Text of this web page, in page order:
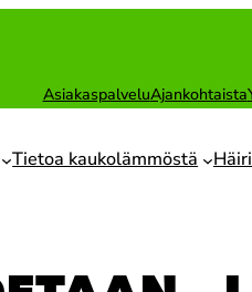
AsiakaspalveluAjankohtaista
Tietoa kaukolämmöstä